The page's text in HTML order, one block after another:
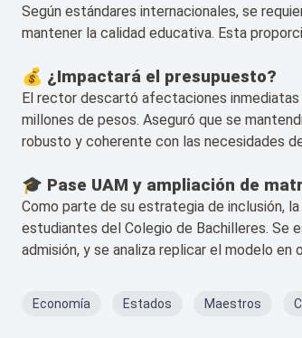
Según estándares internacionales, se
mantener la calidad educativa. Esta
💰 ¿Impactará el presupuesto?
El rector descartó afectaciones
millones de pesos. Aseguró que se
robusto y coherente con las necesidades
🎓 Pase UAM y ampliación de
Como parte de su estrategia de inclusión, la
estudiantes del Colegio de Bachilleres. Se
admisión, y se analiza replicar el modelo
Economía Estados Maestros